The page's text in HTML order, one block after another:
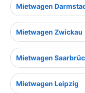
Mietwagen
Mietwagen Zwickau
Mietwagen
Mietwagen Leipzig